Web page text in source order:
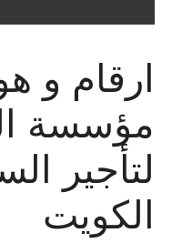
ارقام و
مؤسسة
لتأجير
الكويت